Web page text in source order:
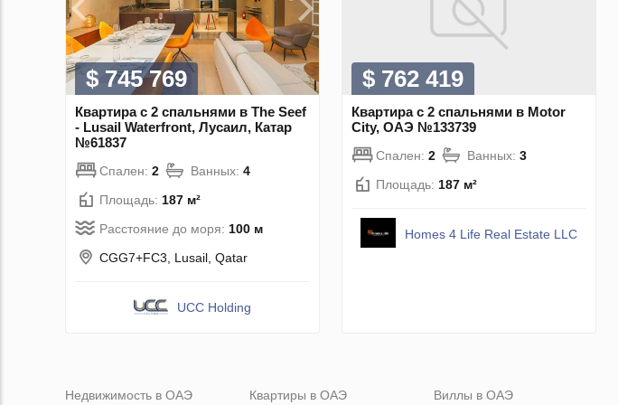
$ 745 769
Квартира с 2 спальнями в The Seef
- Lusail Waterfront, Лусаил, Катар
№61837
Спален: 2 Ванных: 4
Площадь: 187 м²
Расстояние до моря: 100 м
CGG7+FC3, Lusail, Qatar
UCC Holding
$ 762 419
Квартира с 2 спальнями в Motor
City, ОАЭ №133739
Спален: 2 Ванных: 3
Площадь: 187 м²
Homes 4 Life Real Estate LLC
Недвижимость в ОАЭ Квартиры в ОАЭ Виллы в ОАЭ